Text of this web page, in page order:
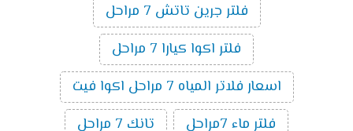
فلتر جرين تاتش 7 مراحل
فلتر اكوا كيارا 7 مراحل
اسعار فلاتر المياه 7 مراحل اكوا فيت
فلتر ماء 7مراحل
تانك 7 مراحل